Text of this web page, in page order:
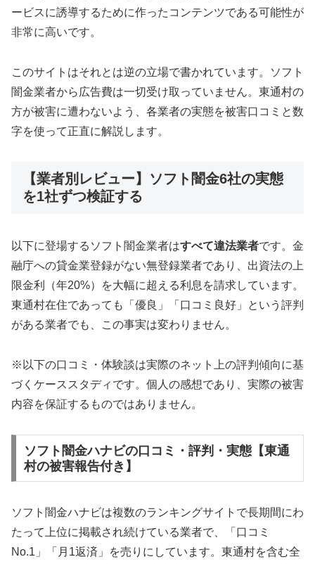
ービスに誘導するために作ったコンテンツである可能性が
非常に高いです。
このサイトはそれとは逆の立場で書かれています。ソフト
闇金業者から広告費は一切受け取っていません。東通村の
方が被害に遭わないよう、各業者の実態を被害口コミと数
字を使って正直に解説します。
【業者別レビュー】ソフト闇金6社の実態
を1社ずつ検証する
以下に登場するソフト闇金業者はすべて違法業者です。金
融庁への貸金業登録がない無登録業者であり、出資法の上
限金利（年20%）を大幅に超える利息を請求しています。
東通村在住であっても「優良」「口コミ良好」という評判
がある業者でも、この事実は変わりません。
※以下の口コミ・体験談は実際のネット上の評判傾向に基
づくケーススタディです。個人の感想であり、実際の被害
内容を保証するものではありません。
ソフト闇金ハナビの口コミ・評判・実態【東通
村の被害報告付き】
ソフト闇金ハナビは複数のランキングサイトで長期間にわ
たって上位に掲載され続けている業者で、「口コミ
No.1」「月1返済」を売りにしています。東通村を含む全